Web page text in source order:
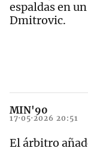
espaldas en
Dmitrovic.
MIN'90
17·05·2026 20:51
El árbitro